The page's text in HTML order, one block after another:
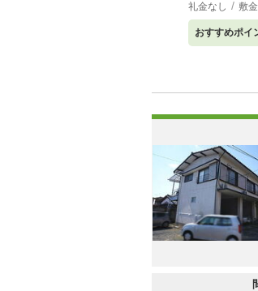
礼金なし 敷
おすすめポイ